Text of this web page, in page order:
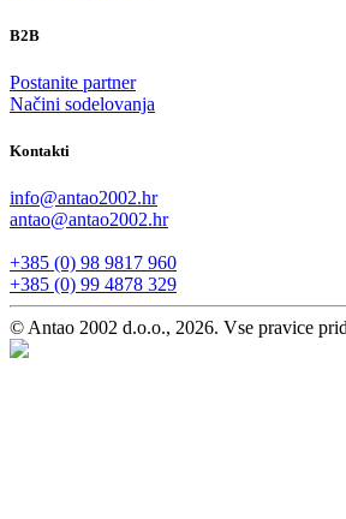
B2B
Postanite partner
Načini sodelovanja
Kontakti
info@antao2002.hr
antao@antao2002.hr
+385 (0) 98 9817 960
+385 (0) 99 4878 329
© Antao 2002 d.o.o., 2026. Vse pravice